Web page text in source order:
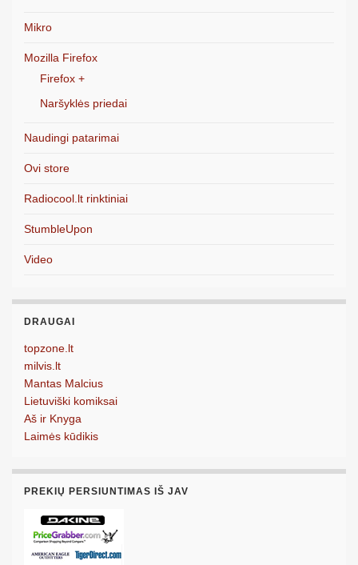
Mikro
Mozilla Firefox
Firefox +
Naršyklės priedai
Naudingi patarimai
Ovi store
Radiocool.lt rinktiniai
StumbleUpon
Video
DRAUGAI
topzone.lt
milvis.lt
Mantas Malcius
Lietuviški komiksai
Aš ir Knyga
Laimės kūdikis
PREKIŲ PERSIUNTIMAS IŠ JAV